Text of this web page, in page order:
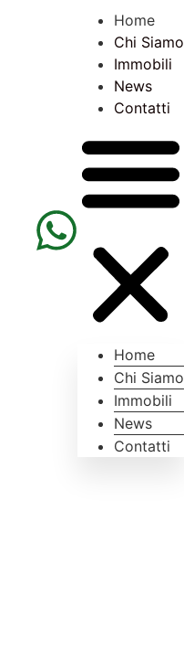
Home
Chi Siamo
Immobili
News
Contatti
Home
Chi Siamo
Immobili
News
Contatti